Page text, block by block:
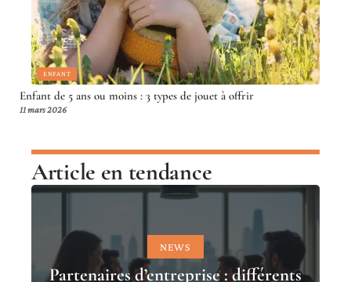
ENFANT
Enfant de 5 ans ou moins : 3 types de jouet à offrir
11 mars 2026
Article en tendance
NEWS
Partenaires d’entreprise : différents